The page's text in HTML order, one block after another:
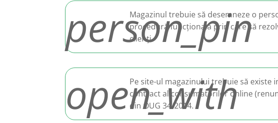
person_pin
Magazinul trebuie să desemneze o
procedură funcțională prin care să
clienți.
open_with
Pe site-ul magazinului trebuie să
contract al consumatorilor online
din OUG 34/2014.